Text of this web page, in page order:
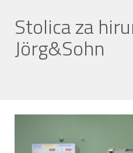
Stolica za
Jörg&Sohn